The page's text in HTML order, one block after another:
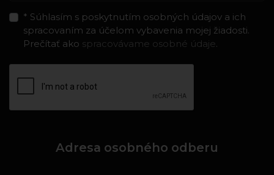
* Súhlasím s poskytnutím osobných údajov a ich
spracovaním za účelom vybavenia mojej žiadosti.
Prečítať ako spracovávame osobné údaje.
Adresa osobného odberu